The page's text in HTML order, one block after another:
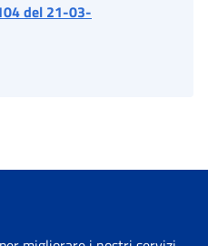
del 21-03-